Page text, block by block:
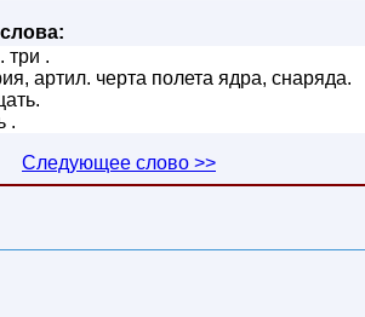
.
артил. черта полета ядра, снаряда.
.
Следующее слово >>